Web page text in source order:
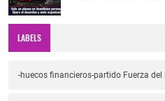
LABELS
-huecos financieros-partido Fuerza del